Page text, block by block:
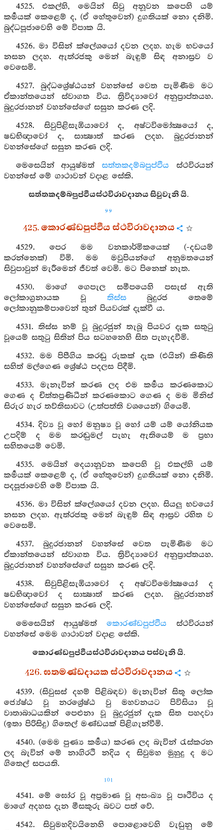
4525. එකල්හි, මෙයින් සිවු අනූවන කපෙහි යම්
කර්‍මයක් කෙළෙම් ද, (ඒ හේතුවෙන්) දුගතියක් නො දනිමි.
බුද්ධපූජාවෙහි මේ විපාක යි.
4526. මා විසින් ක්ලේශයෝ දවන ලදහ. හැම භවයෝ
නසන ලදහ. ඇත්රජකු මෙන් බැඳුම් සිඳ අනාස්‍රව ව
වෙසෙමි.
4527. බුද්ධශ්‍රේෂ්ඨයන් වහන්සේ වෙත පැමිණීම මට
ඒකාන්තයෙන් ස්වාගත විය. ත්‍රිවිද්‍යාවෝ අනුප්‍රාප්තයහ.
බුදුරජානන් වහන්සේගේ සසුන කරණ ලදි.
4528. සිවුපිළිසැඹියාවෝ ද, අෂ්ටවිමෝක්‍ෂයෝ ද,
ෂඩභිඥාවෝ ද, සාක්‍ෂාත් කරණ ලදහ. බුදුරජානන්
වහන්සේගේ සසුන කරණ ලදි.
මෙසෙයින් ආයුෂ්මත්සත්තකදම්බපුප්ඵිය ස්ථවිරයන්
වහන්සේ මේ ගාථාවන් වදාළ සේකි.
සත්තකදම්බපුප්ඵියස්ථවිරාවදානය සිවුවැනි යි.
99
425. කොරණ්ඩපුප්ඵිය ස්ථවිරාවදානය
4529. පෙර මම වනකාර්මිකයෙක් (-දඩයම්
කරන්නෙක්) විමි. මම මවුපියන්ගේ අනුමතයෙන්
සිවුපාවුන් මැරීමෙන් ජීවත් වෙමි. මට පිනෙක් නැත.
4530. මාගේ ගෙපැල සමීපයෙහි පසැස් ඇති
ලෝකාග්‍රනායක වූ තිස්සබුදුරජ තෙමේ
ලෝකානුකම්පාවෙන් තුන් පියවරක් දැක්වී ය.
4531. තිස්ස නම් වූ බුදුරජුන් තැබූ පියවර දැක සතුටු
වූයෙම් සතුටු සිතින් පිය සටහනෙහි සිත පැහැදවීමි.
4532. මම පිපීගිය කරඬු රුකක් දැක (එයින්) කිණිති
සහිත් මල්ගෙණ ශ්‍රේෂ්ඨ පදලස පිදීමි.
4533. මැනැවින් කරණ ලද එම කර්‍මය කරණකොට
ගෙණ ද චිත්තප්‍රණිධීන් කරණකොට ගෙණ ද මම මිනිස්
සිරුර හැර තව්තිසාවට (උත්පත්ති වශයෙන්) ගියෙමි.
4534. දිව්‍ය වූ හෝ මනුෂ්‍ය වූ හෝ යම් යම් යෝනියක
උපදිම් ද මම කරඬුමල් පැහැ ඇතියෙම් ම ප්‍රභා
සහිතයෙම් වෙමි.
4535. මෙයින් දෙයානූවන කපෙහි වූ එකල්හි යම්
කර්‍මයක් කෙළෙම් ද, (ඒ හේතුවෙන්) දුගතියක් නො දනිමි.
පදපූජාවෙහි මේ විපාක යි.
4536. මා විසින් ක්ලේශයෝ දවන ලදහ. සියලු භවයෝ
නසන ලදහ. ඇත්රජකු මෙන් බැඳුම් සිඳ ආස්‍රව රහිත ව
වෙසෙමි.
4537. බුදුරජානන් වහන්සේ වෙත පැමිණීම මට
ඒකාන්තයෙන් ස්වාගත විය. ත්‍රිවිද්‍යාවෝ අනුප්‍රාප්තයහ.
බුදුරජානන් වහන්සේගේ සසුන කරණ ලදි.
4538. සිවුපිළිසැඹියාවෝ ද අෂ්ටවිමෝක්‍ෂයෝ ද
ෂඩභිඥාවෝ ද සාක්‍ෂාත් කරණ ලදහ. බුදුරජානන්
වහන්සේගේ සසුන කරණ ලදි.
මෙසෙයින් ආයුෂ්මත්කොරණ්ඩපුප්ඵිය ස්ථවිරයන්
වහන්සේ මෙම ගාථාවන් වදාළ සේකි.
කොරණ්ඩපුප්ඵියස්ථවිරාවදානය පස්වැනි යි.
426. ඝතමණ්ඩදායක ස්ථවිරාවදානය
4539. (සිවුසස් දහම් පිළිබඳව) මැනැවින් සිතූ ලෝක
ජ්‍යේෂ්ඨ වූ නරශ්‍රේෂ්ඨ වු මහවනයට පිවිසියා වූ
වාතාබාධයකින් පෙළුනා වූ බුදුරජුන් දැක සිත පහදවා
(ඉතා පිරිසිදු) ගිතෙල් මණ්ඩයක් පිළිගැන්වීමි.
4540. (මෙම පුණ්‍ය කර්‍මය) කරණ ලද බැවින් රැස්කරන
ලද බැවින් මේ නාගිරථි නදිය ද සිවුමහ මුහුදු ද මට
ගිතෙල් සපයති.
101
4541. මේ ඝෝර වූ අප්‍රමාණ වූ අසංඛ්‍ය වූ පෘථිවිය ද
මාගේ අදහස දැන මීසකුරු බවට පත් වේ.
4542. සිවුමහදිවයිනෙහි පොළොවෙහි වැඩුනු මේ